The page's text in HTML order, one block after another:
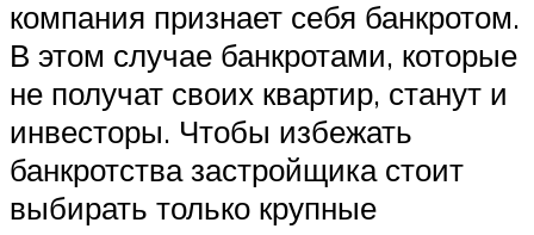
компания признает себя банкротом.
В этом случае банкротами, которые
не получат своих квартир, станут и
инвесторы. Чтобы избежать
банкротства застройщика стоит
выбирать только крупные